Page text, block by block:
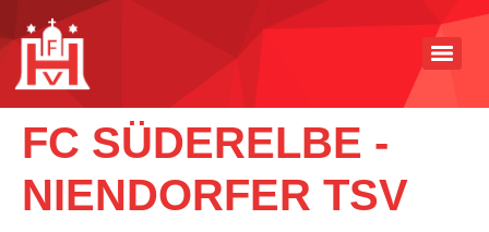
FC SÜDERELBE -
NIENDORFER TSV